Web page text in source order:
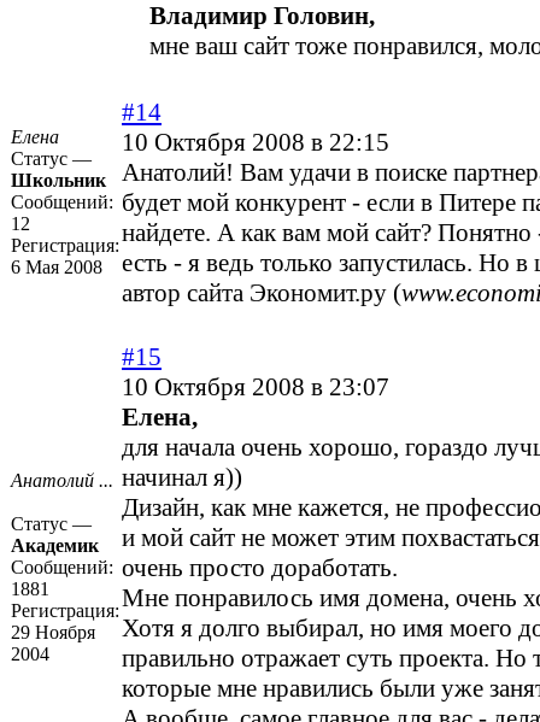
Владимир Головин,
мне ваш сайт тоже понравился,
Елена
Статус —
Школьник
Сообщений:
12
Регистрация:
6 Мая 2008
#14
10 Октября 2008 в 22:15
Анатолий! Вам удачи в поиске
будет мой конкурент - если в Питере
найдете. А как вам мой сайт?
есть - я ведь только запустилась. Но в
автор сайта Экономит.ру (
Анатолий ...
Статус —
Академик
Сообщений:
1881
Регистрация:
29 Ноября
2004
#15
10 Октября 2008 в 23:07
Елена,
для начала очень хорошо, гораздо
начинал я))
Дизайн, как мне кажется, не
и мой сайт не может этим
очень просто доработать.
Мне понравилось имя домена, очень
Хотя я долго выбирал, но имя моего
правильно отражает суть проекта. Но
которые мне нравились были уже